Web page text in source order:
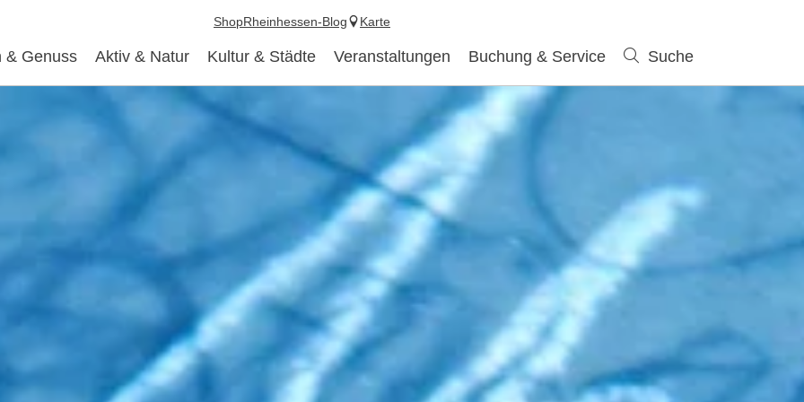
Suche
& Genuss Aktiv & Natur Kultur & Städte Veranstaltungen Buchung & Service Suche
ShopRheinhessen-Blog Karte